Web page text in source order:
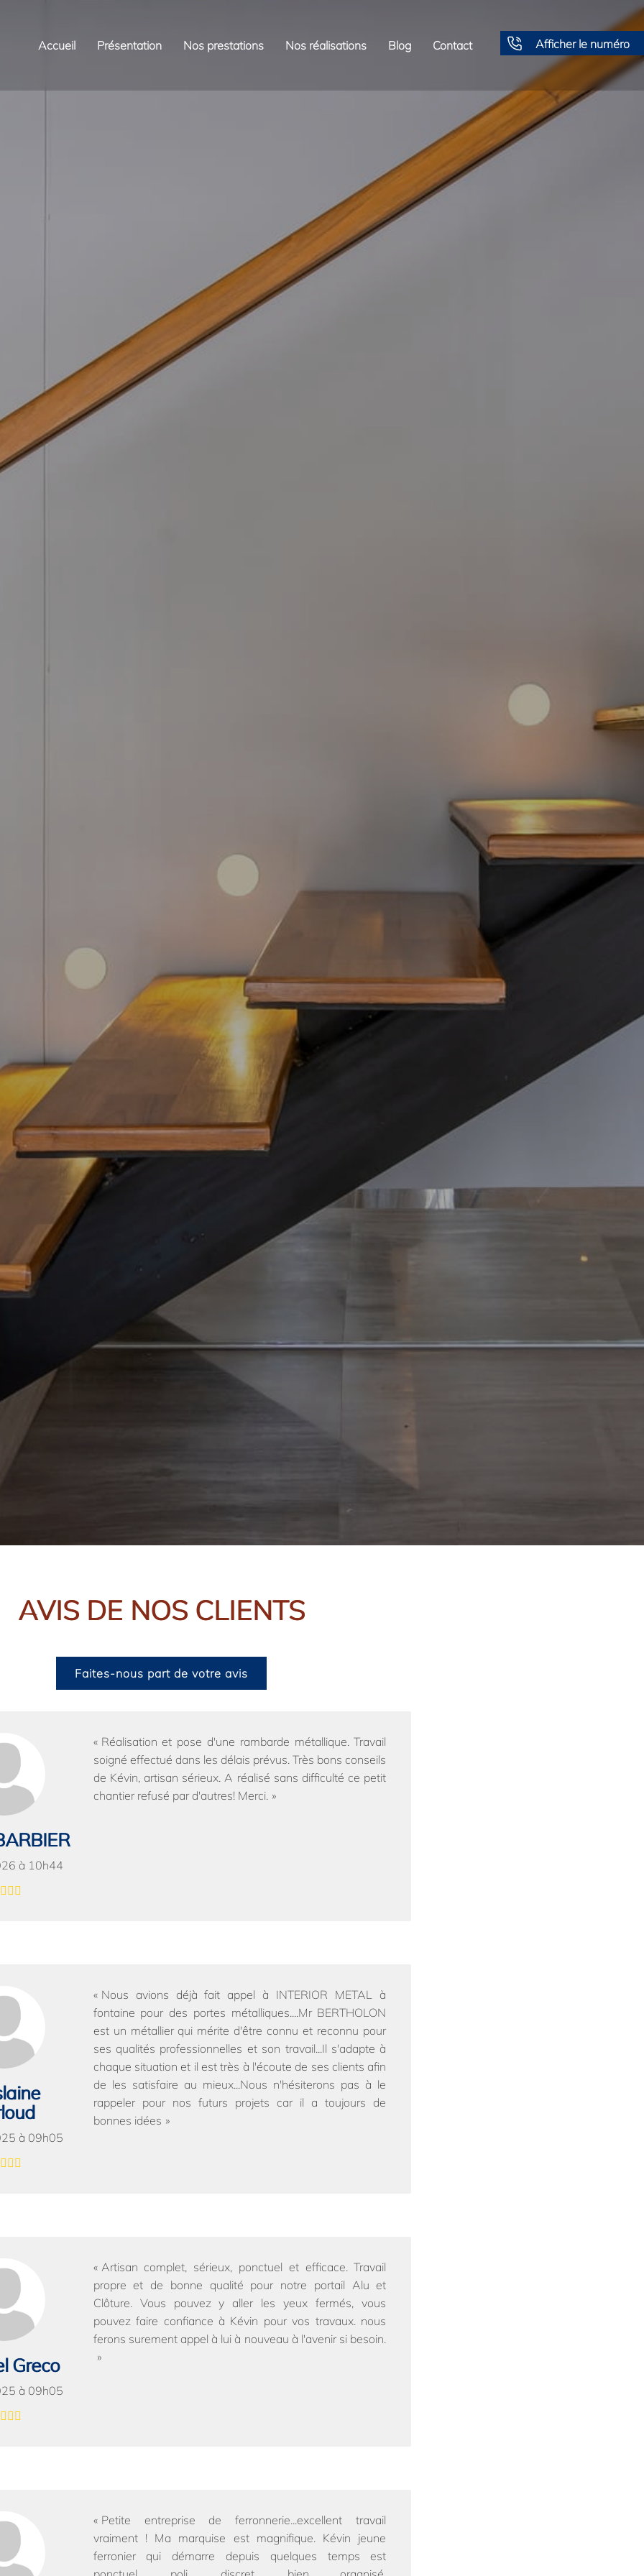
Accueil Présentation Nos prestations Nos réalisations Blog Contact Afficher le numéro
AVIS DE NOS CLIENTS
Faites-nous part de votre avis
à 10h44
Réalisation et pose d'une rambarde métallique. Travail
soigné effectué dans les délais prévus. Très bons conseils
de Kévin, artisan sérieux. A réalisé sans difficulté ce petit
chantier refusé par d'autres! Merci.
à 09h05
Nous avions déjà fait appel à INTERIOR METAL à
fontaine pour des portes métalliques....Mr BERTHOLON
est un métallier qui mérite d'être connu et reconnu pour
ses qualités professionnelles et son travail...Il s'adapte à
chaque situation et il est très à l'écoute de ses clients afin
de les satisfaire au mieux...Nous n'hésiterons pas à le
rappeler pour nos futurs projets car il a toujours de
bonnes idées
Greco
à 09h05
Artisan complet, sérieux, ponctuel et efficace. Travail
propre et de bonne qualité pour notre portail Alu et
Clôture. Vous pouvez y aller les yeux fermés, vous
pouvez faire confiance à Kévin pour vos travaux. nous
ferons surement appel à lui à nouveau à l'avenir si besoin.
Petite entreprise de ferronnerie...excellent travail
vraiment ! Ma marquise est magnifique. Kévin jeune
ferronier qui démarre depuis quelques temps est